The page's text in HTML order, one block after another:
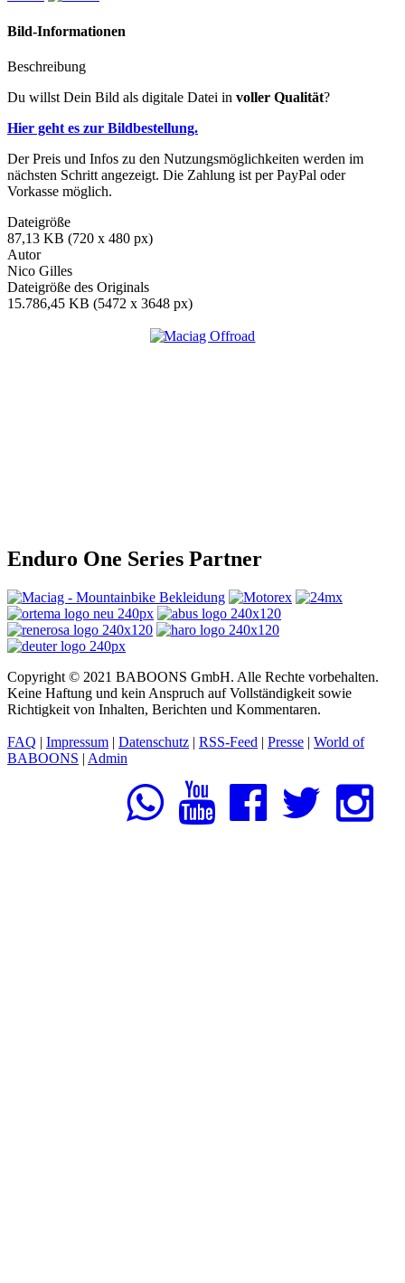
Bild-Informationen
Beschreibung
Du willst Dein Bild als digitale Datei in voller Qualität?
Hier geht es zur Bildbestellung.
Der Preis und Infos zu den Nutzungsmöglichkeiten werden im
nächsten Schritt angezeigt. Die Zahlung ist per PayPal oder
Vorkasse möglich.
Dateigröße
87,13 KB (720 x 480 px)
Autor
Nico Gilles
Dateigröße des Originals
15.786,45 KB (5472 x 3648 px)
Enduro One Series Partner
Copyright © 2021 BABOONS GmbH. Alle Rechte vorbehalten.
Keine Haftung und kein Anspruch auf Vollständigkeit sowie
Richtigkeit von Inhalten, Berichten und Kommentaren.
FAQ | Impressum | Datenschutz | RSS-Feed | Presse | World of
BABOONS | Admin